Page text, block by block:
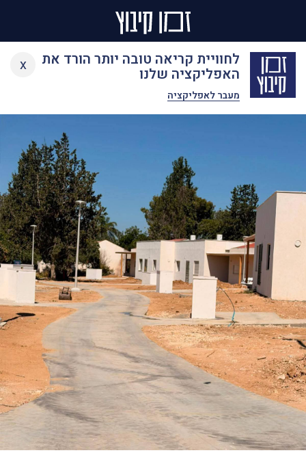
לחוויית קריאה טובה יותר הורד את
האפליקציה שלנו
מעבר לאפליקציה
x
Skip
content